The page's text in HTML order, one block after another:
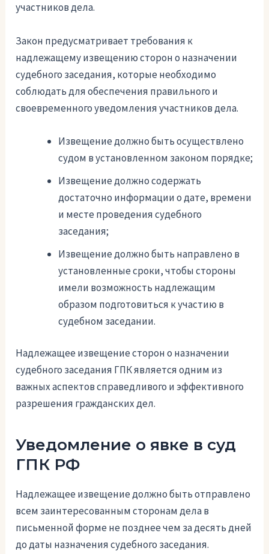
участников дела.
Закон предусматривает требования к
надлежащему извещению сторон о назначении
судебного заседания, которые необходимо
соблюдать для обеспечения правильного и
своевременного уведомления участников дела.
Извещение должно быть осуществлено
судом в установленном законом порядке;
Извещение должно содержать
достаточно информации о дате, времени
и месте проведения судебного
заседания;
Извещение должно быть направлено в
установленные сроки, чтобы стороны
имели возможность надлежащим
образом подготовиться к участию в
судебном заседании.
Надлежащее извещение сторон о назначении
судебного заседания ГПК является одним из
важных аспектов справедливого и эффективного
разрешения гражданских дел.
Уведомление о явке в суд
ГПК РФ
Надлежащее извещение должно быть отправлено
всем заинтересованным сторонам дела в
письменной форме не позднее чем за десять дней
до даты назначения судебного заседания.